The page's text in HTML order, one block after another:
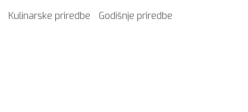
Kulinarske priredbe Godišnje priredbe